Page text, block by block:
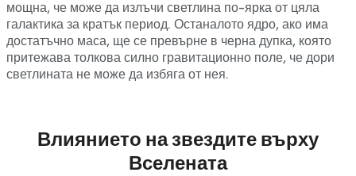
мощна, че може да излъчи светлина по-ярка от цяла
галактика за кратък период. Останалото ядро, ако има
достатъчно маса, ще се превърне в черна дупка, която
притежава толкова силно гравитационно поле, че дори
светлината не може да избяга от нея.
Влиянието на звездите върху
Вселената